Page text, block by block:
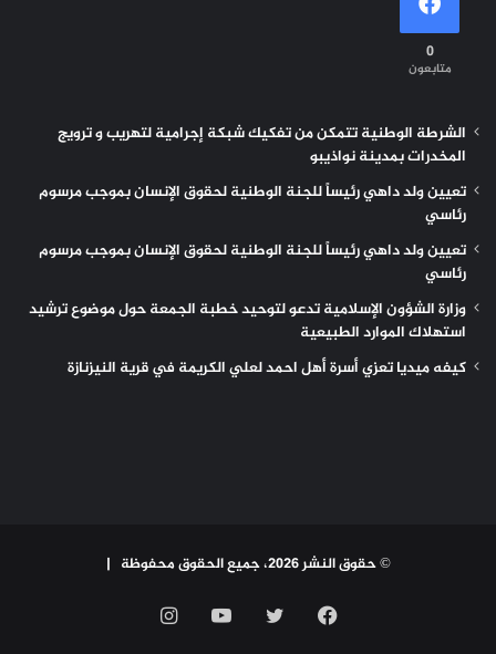
0
متابعون
الشرطة الوطنية تتمكن من تفكيك شبكة إجرامية لتهريب و ترويج
المخدرات بمدينة نواذيبو
تعيين ولد داهي رئيساً للجنة الوطنية لحقوق الإنسان بموجب مرسوم
رئاسي
تعيين ولد داهي رئيساً للجنة الوطنية لحقوق الإنسان بموجب مرسوم
رئاسي
وزارة الشؤون الإسلامية تدعو لتوحيد خطبة الجمعة حول موضوع ترشيد
استهلاك الموارد الطبيعية
كيفه ميديا تعزي أسرة أهل احمد لعلي الكريمة في قرية النيزنازة
© حقوق النشر 2026، جميع الحقوق محفوظة |
فيسبوك تويتر يوتيوب